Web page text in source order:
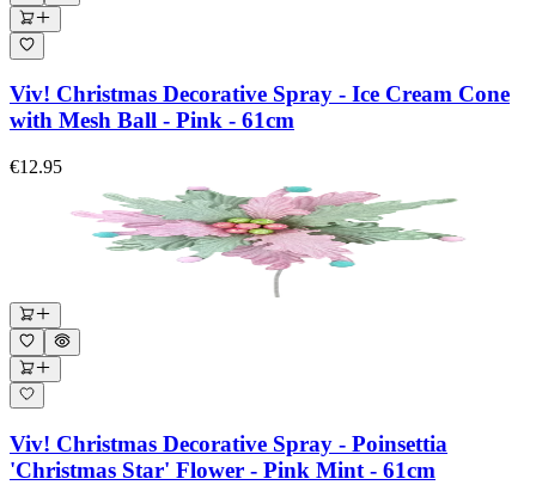
Viv! Christmas Decorative Spray - Ice Cream Cone
with Mesh Ball - Pink - 61cm
€12.95
Viv! Christmas Decorative Spray - Poinsettia
'Christmas Star' Flower - Pink Mint - 61cm